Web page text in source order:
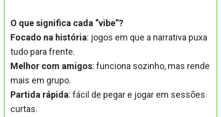
O que significa cada “vibe”?
Focado na história: jogos em que a narrativa puxa
tudo para frente.
Melhor com amigos: funciona sozinho, mas rende
mais em grupo.
Partida rápida: fácil de pegar e jogar em sessões
curtas.